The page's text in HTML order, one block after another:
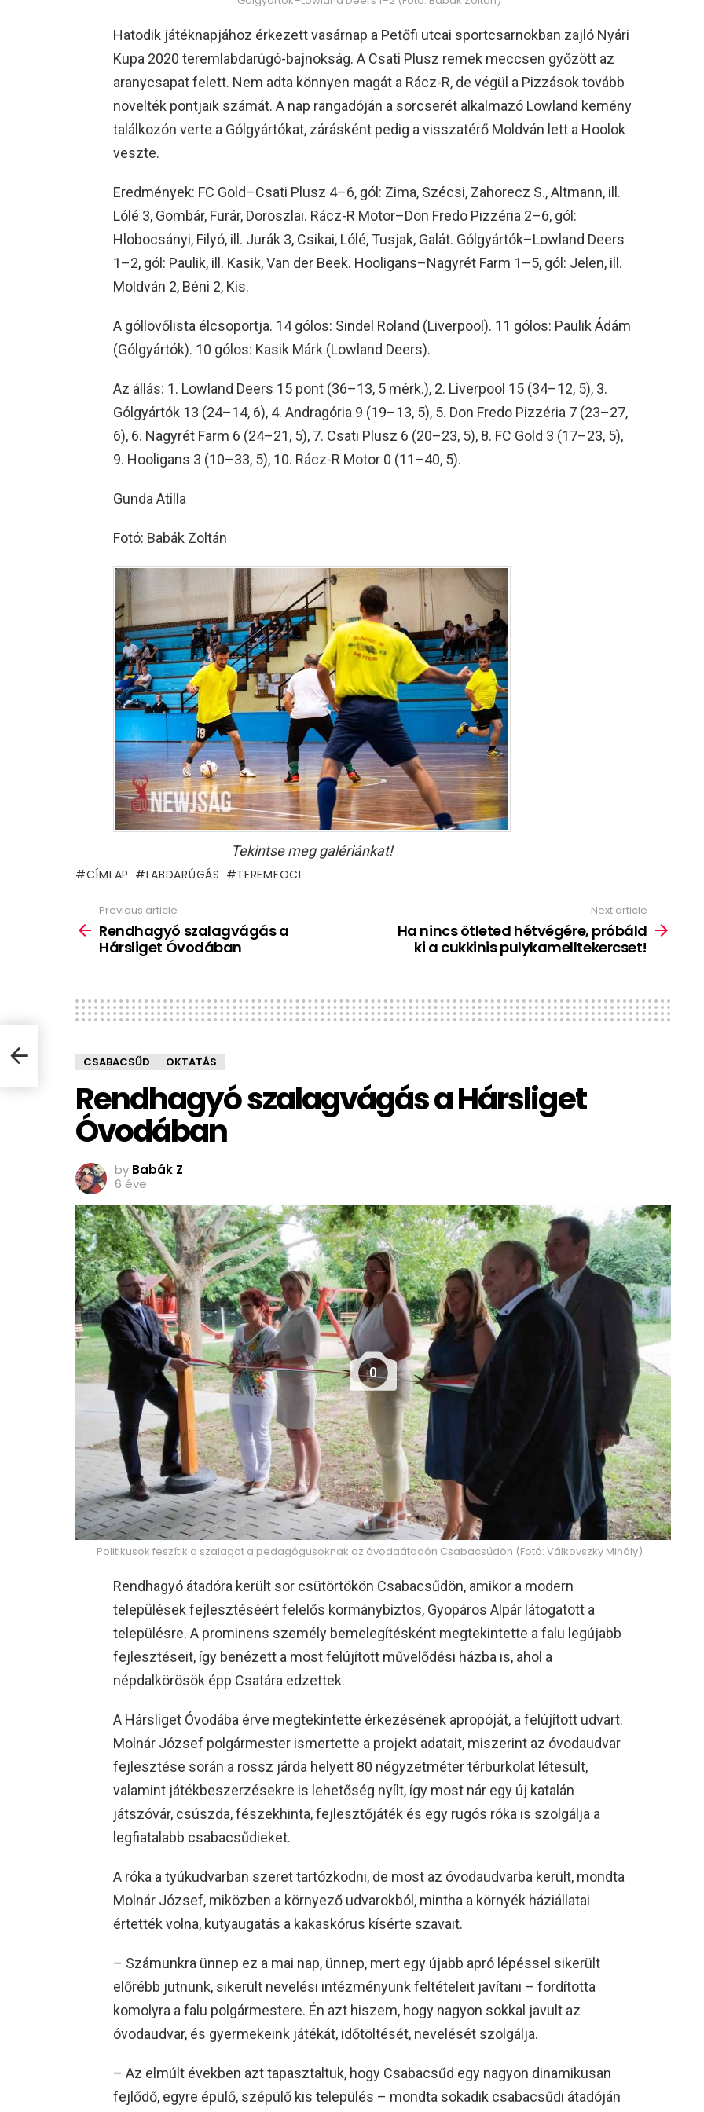
Hatodik játéknapjához érkezett vasárnap a Petőfi utcai sportcsarnokban zajló Nyári
Kupa 2020 teremlabdarúgó-bajnokság. A Csati Plusz remek meccsen győzött az
aranycsapat felett. Nem adta könnyen magát a Rácz-R, de végül a Pizzások tovább
növelték pontjaik számát. A nap rangadóján a sorcserét alkalmazó Lowland kemény
találkozón verte a Gólgyártókat, zárásként pedig a visszatérő Moldván lett a Hoolok
veszte.
Eredmények: FC Gold–Csati Plusz 4–6, gól: Zima, Szécsi, Zahorecz S., Altmann, ill.
Lólé 3, Gombár, Furár, Doroszlai. Rácz-R Motor–Don Fredo Pizzéria 2–6, gól:
Hlobocsányi, Filyó, ill. Jurák 3, Csikai, Lólé, Tusjak, Galát. Gólgyártók–Lowland Deers
1–2, gól: Paulik, ill. Kasik, Van der Beek. Hooligans–Nagyrét Farm 1–5, gól: Jelen, ill.
Moldván 2, Béni 2, Kis.
A góllövőlista élcsoportja. 14 gólos: Sindel Roland (Liverpool). 11 gólos: Paulik Ádám
(Gólgyártók). 10 gólos: Kasik Márk (Lowland Deers).
Az állás: 1. Lowland Deers 15 pont (36–13, 5 mérk.), 2. Liverpool 15 (34–12, 5), 3.
Gólgyártók 13 (24–14, 6), 4. Andragória 9 (19–13, 5), 5. Don Fredo Pizzéria 7 (23–27,
6), 6. Nagyrét Farm 6 (24–21, 5), 7. Csati Plusz 6 (20–23, 5), 8. FC Gold 3 (17–23, 5),
9. Hooligans 3 (10–33, 5), 10. Rácz-R Motor 0 (11–40, 5).
Gunda Atilla
Fotó: Babák Zoltán
Tekintse meg galériánkat!
CÍMLAP LABDARÚGÁS TEREMFOCI
more
Previous article
Rendhagyó szalagvágás a
Hársliget Óvodában
Next article
Ha nincs ötleted hétvégére, próbáld
ki a cukkinis pulykamelltekercset!
CSABACSŰD OKTATÁS
Rendhagyó szalagvágás a Hársliget
Óvodában
by Babák Z
6 éve
0
Politikusok feszítik a szalagot a pedagógusoknak az óvodaátadón Csabacsűdön (Fotó: Válkovszky Mihály)
Rendhagyó átadóra került sor csütörtökön Csabacsűdön, amikor a modern
települések fejlesztéséért felelős kormánybiztos, Gyopáros Alpár látogatott a
településre. A prominens személy bemelegítésként megtekintette a falu legújabb
fejlesztéseit, így benézett a most felújított művelődési házba is, ahol a
népdalkörösök épp Csatára edzettek.
A Hársliget Óvodába érve megtekintette érkezésének apropóját, a felújított udvart.
Molnár József polgármester ismertette a projekt adatait, miszerint az óvodaudvar
fejlesztése során a rossz járda helyett 80 négyzetméter térburkolat létesült,
valamint játékbeszerzésekre is lehetőség nyílt, így most nár egy új katalán
játszóvár, csúszda, fészekhinta, fejlesztőjáték és egy rugós róka is szolgálja a
legfiatalabb csabacsűdieket.
A róka a tyúkudvarban szeret tartózkodni, de most az óvodaudvarba került, mondta
Molnár József, miközben a környező udvarokból, mintha a környék háziállatai
értették volna, kutyaugatás a kakaskórus kísérte szavait.
– Számunkra ünnep ez a mai nap, ünnep, mert egy újabb apró lépéssel sikerült
előrébb jutnunk, sikerült nevelési intézményünk feltételeit javítani – fordította
komolyra a falu polgármestere. Én azt hiszem, hogy nagyon sokkal javult az
óvodaudvar, és gyermekeink játékát, időtöltését, nevelését szolgálja.
– Az elmúlt években azt tapasztaltuk, hogy Csabacsűd egy nagyon dinamikusan
fejlődő, egyre épülő, szépülő kis település – mondta sokadik csabacsűdi átadóján